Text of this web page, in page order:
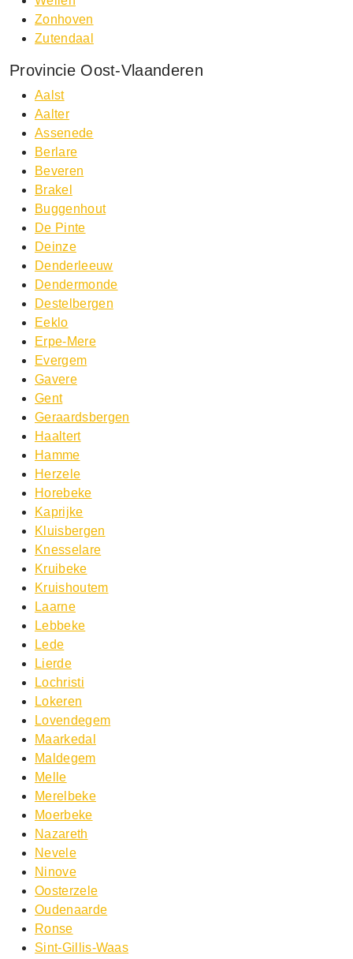
Zonhoven
Zutendaal
Provincie Oost-Vlaanderen
Aalst
Aalter
Assenede
Berlare
Beveren
Brakel
Buggenhout
De Pinte
Deinze
Denderleeuw
Dendermonde
Destelbergen
Eeklo
Erpe-Mere
Evergem
Gavere
Gent
Geraardsbergen
Haaltert
Hamme
Herzele
Horebeke
Kaprijke
Kluisbergen
Knesselare
Kruibeke
Kruishoutem
Laarne
Lebbeke
Lede
Lierde
Lochristi
Lokeren
Lovendegem
Maarkedal
Maldegem
Melle
Merelbeke
Moerbeke
Nazareth
Nevele
Ninove
Oosterzele
Oudenaarde
Ronse
Sint-Gillis-Waas